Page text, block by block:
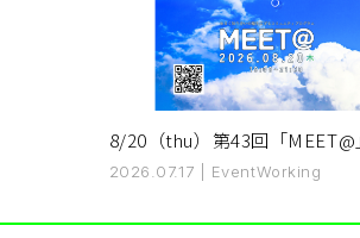
8/20（thu）第43回「MEET@」
2026.07.17 EventWorking